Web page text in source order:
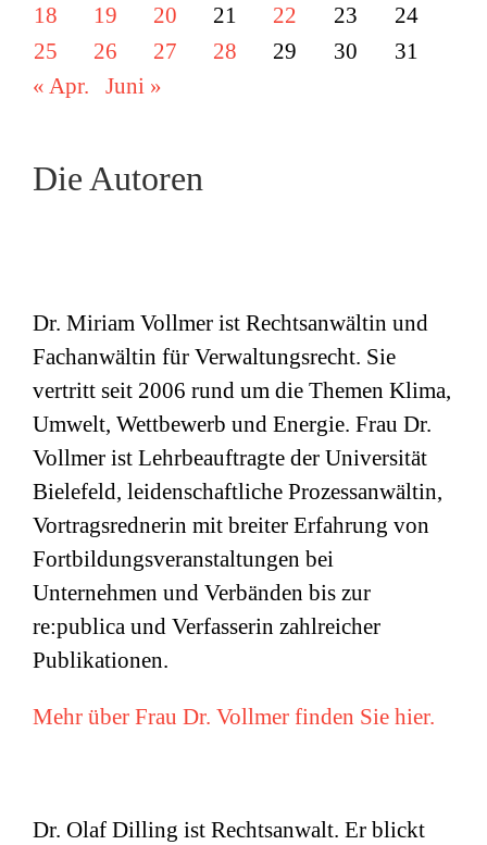
18
19 20 21 22 23
24
25
26 27 28 29 30
31
« Apr.
Juni »
Die Autoren
Dr. Miriam Vollmer ist Rechtsanwältin und
Fachanwältin für Verwaltungsrecht. Sie
vertritt seit 2006 rund um die Themen Klima,
Umwelt, Wettbewerb und Energie. Frau Dr.
Vollmer ist Lehrbeauftragte der Universität
Bielefeld, leidenschaftliche Prozessanwältin,
Vortragsrednerin mit breiter Erfahrung von
Fortbildungsveranstaltungen bei
Unternehmen und Verbänden bis zur
re:publica und Verfasserin zahlreicher
Publikationen.
Mehr über Frau Dr. Vollmer finden Sie hier.
Dr. Olaf Dilling ist Rechtsanwalt. Er blickt